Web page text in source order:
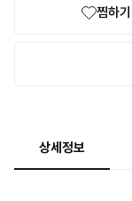
찜하기
상세정보